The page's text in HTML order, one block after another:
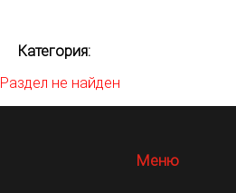
Категория:
Раздел не найден
Меню